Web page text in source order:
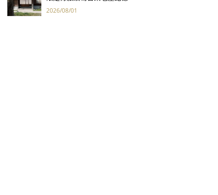
2026/08/01